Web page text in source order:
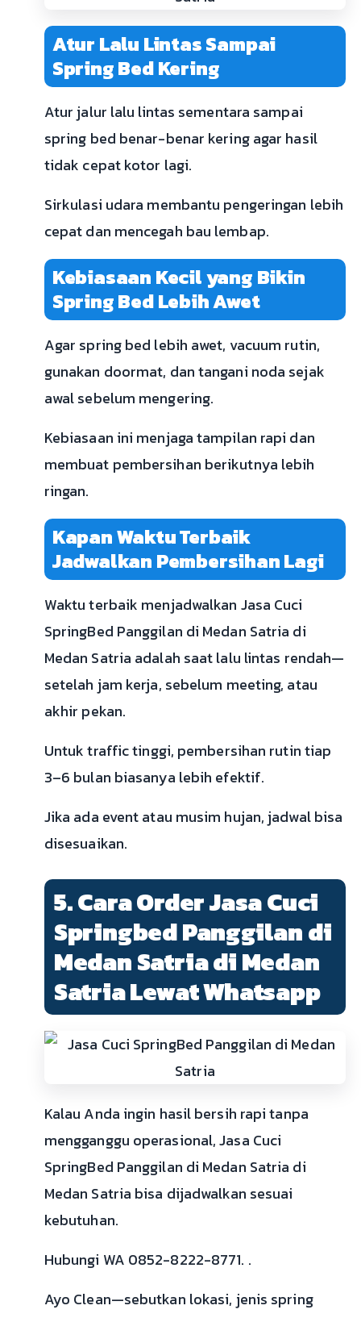
Atur Lalu Lintas Sampai
Spring Bed Kering
Atur jalur lalu lintas sementara sampai
spring bed benar-benar kering agar hasil
tidak cepat kotor lagi.
Sirkulasi udara membantu pengeringan lebih
cepat dan mencegah bau lembap.
Kebiasaan Kecil yang Bikin
Spring Bed Lebih Awet
Agar spring bed lebih awet, vacuum rutin,
gunakan doormat, dan tangani noda sejak
awal sebelum mengering.
Kebiasaan ini menjaga tampilan rapi dan
membuat pembersihan berikutnya lebih
ringan.
Kapan Waktu Terbaik
Jadwalkan Pembersihan Lagi
Waktu terbaik menjadwalkan Jasa Cuci
SpringBed Panggilan di Medan Satria di
Medan Satria adalah saat lalu lintas rendah—
setelah jam kerja, sebelum meeting, atau
akhir pekan.
Untuk traffic tinggi, pembersihan rutin tiap
3–6 bulan biasanya lebih efektif.
Jika ada event atau musim hujan, jadwal bisa
disesuaikan.
5. Cara Order Jasa Cuci
Springbed Panggilan di
Medan Satria di Medan
Satria Lewat Whatsapp
Kalau Anda ingin hasil bersih rapi tanpa
mengganggu operasional, Jasa Cuci
SpringBed Panggilan di Medan Satria di
Medan Satria bisa dijadwalkan sesuai
kebutuhan.
Hubungi WA 0852-8222-8771. .
Ayo Clean—sebutkan lokasi, jenis spring